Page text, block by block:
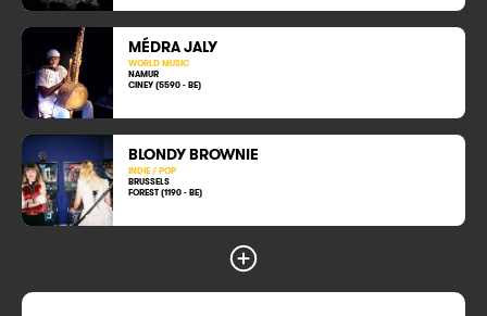
MÉDRA JALY
WORLD MUSIC
NAMUR
CINEY (5590 - BE)
BLONDY BROWNIE
INDIE / POP
BRUSSELS
FOREST (1190 - BE)